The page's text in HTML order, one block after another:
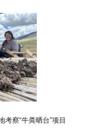
察“牛粪晒台”项目